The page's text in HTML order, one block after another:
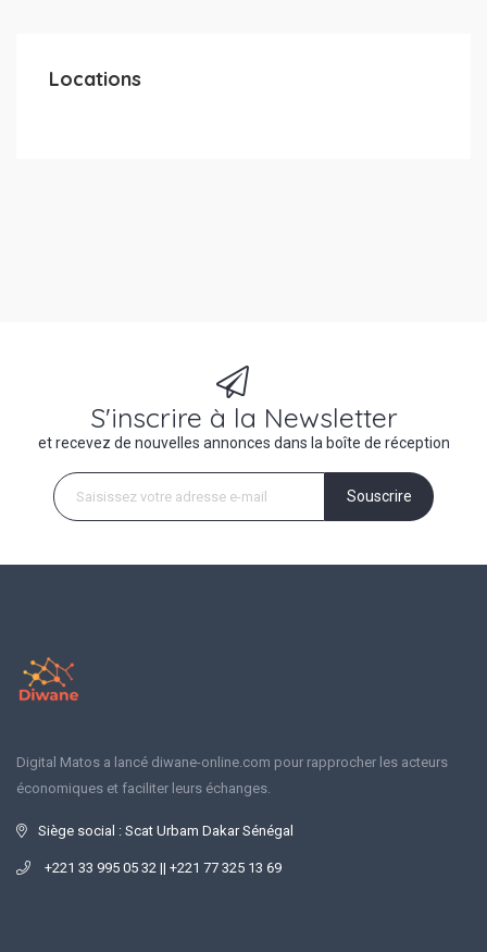
Locations
S'inscrire à la Newsletter
et recevez de nouvelles annonces dans la boîte de réception
Souscrire
Digital Matos a lancé diwane-online.com pour rapprocher les acteurs
économiques et faciliter leurs échanges.
Siège social : Scat Urbam Dakar Sénégal
+221 33 995 05 32 || +221 77 325 13 69